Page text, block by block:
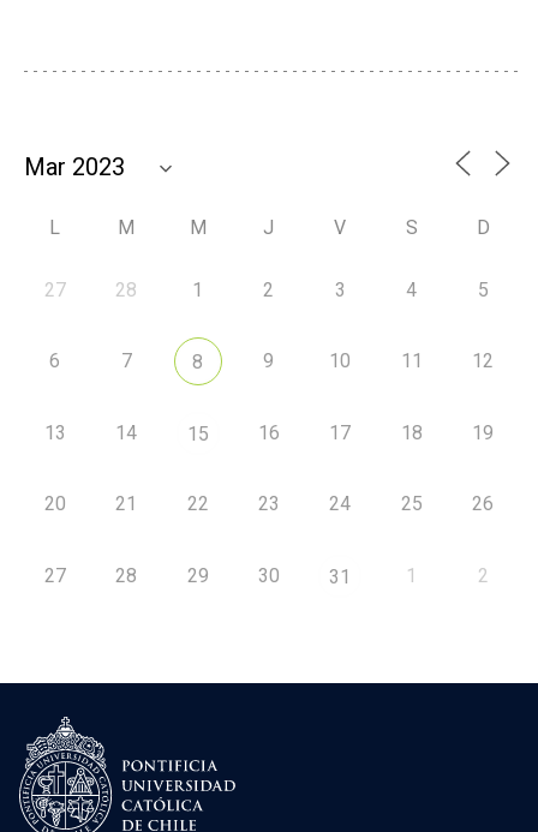
L M M J V S D
27 28 1 2 3 4 5
6 7 8 9 10 11 12
13 14 15 16 17 18 19
20 21 22 23 24 25 26
27 28 29 30 31 1 2